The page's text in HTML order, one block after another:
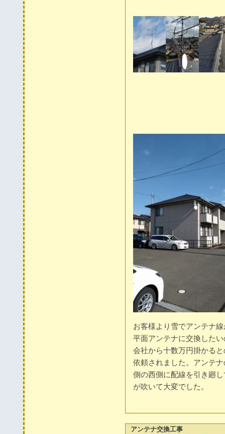
お客様より雪でアンテナ
平面アンテナに交換した
会社から十数万円掛かる
依頼されました。アンテ
側の西側に配線を引き廻
が吹いて大変でした。
アンテナ交換工事